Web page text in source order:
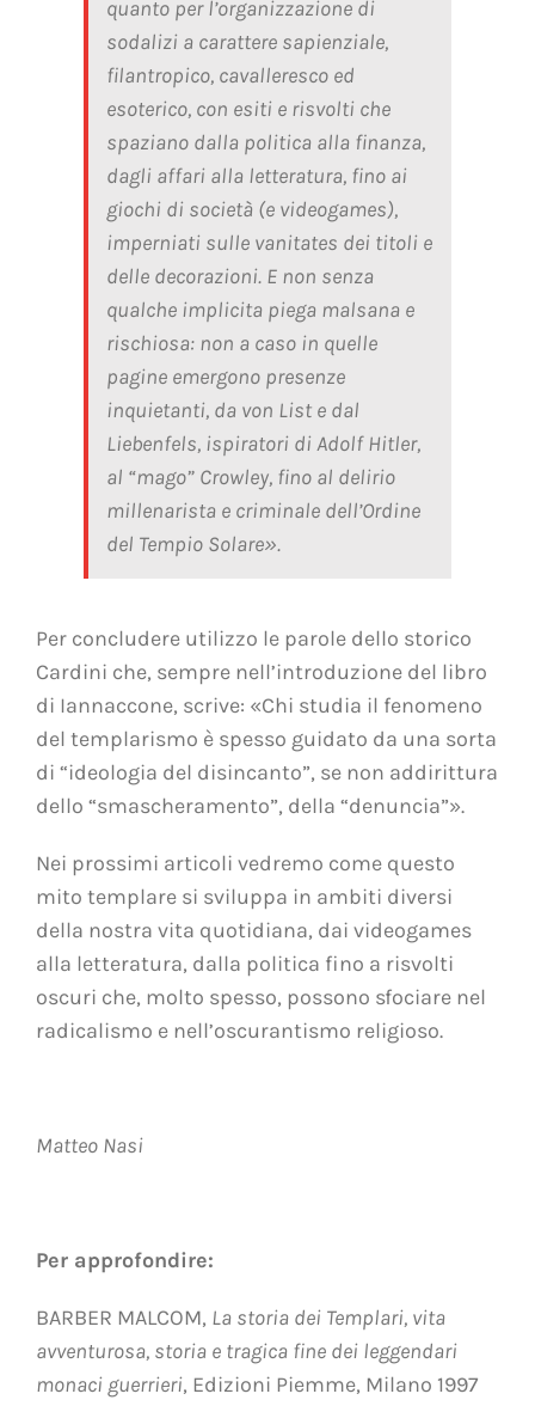
quanto per l’organizzazione di
sodalizi a carattere sapienziale,
filantropico, cavalleresco ed
esoterico, con esiti e risvolti che
spaziano dalla politica alla finanza,
dagli affari alla letteratura, fino ai
giochi di società (e videogames),
imperniati sulle vanitates dei titoli e
delle decorazioni. E non senza
qualche implicita piega malsana e
rischiosa: non a caso in quelle
pagine emergono presenze
inquietanti, da von List e dal
Liebenfels, ispiratori di Adolf Hitler,
al “mago” Crowley, fino al delirio
millenarista e criminale dell’Ordine
del Tempio Solare».
Per concludere utilizzo le parole dello storico
Cardini che, sempre nell’introduzione del libro
di Iannaccone, scrive: «Chi studia il fenomeno
del templarismo è spesso guidato da una sorta
di “ideologia del disincanto”, se non addirittura
dello “smascheramento”, della “denuncia”».
Nei prossimi articoli vedremo come questo
mito templare si sviluppa in ambiti diversi
della nostra vita quotidiana, dai videogames
alla letteratura, dalla politica fino a risvolti
oscuri che, molto spesso, possono sfociare nel
radicalismo e nell’oscurantismo religioso.
Matteo Nasi
Per approfondire:
BARBER MALCOM, La storia dei Templari, vita
avventurosa, storia e tragica fine dei leggendari
monaci guerrieri, Edizioni Piemme, Milano 1997